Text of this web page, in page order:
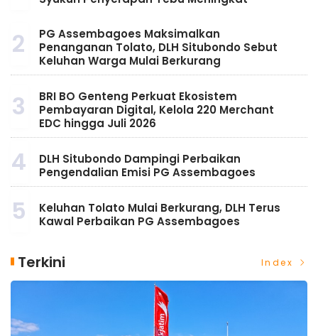
2
PG Assembagoes Maksimalkan
Penanganan Tolato, DLH Situbondo Sebut
Keluhan Warga Mulai Berkurang
3
BRI BO Genteng Perkuat Ekosistem
Pembayaran Digital, Kelola 220 Merchant
EDC hingga Juli 2026
4
DLH Situbondo Dampingi Perbaikan
Pengendalian Emisi PG Assembagoes
5
Keluhan Tolato Mulai Berkurang, DLH Terus
Kawal Perbaikan PG Assembagoes
Terkini Index